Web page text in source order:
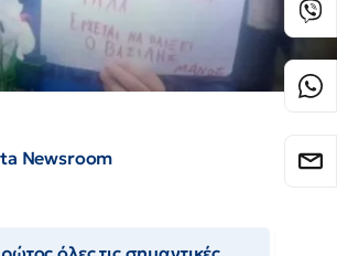
Newsroom